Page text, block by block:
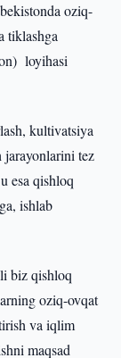
oziq-
tiklashga
loyihasi
kultivatsiya
jarayonlarini tez
esa qishloq
ishlab
biz qishloq
oziq-ovqat
va iqlim
maqsad